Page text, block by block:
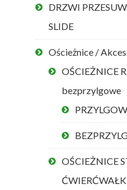
DRZWI
SLIDE
Ościeżnice /
OŚCIEŻNICE
bezprzylgowe
OŚCIEŻNICE